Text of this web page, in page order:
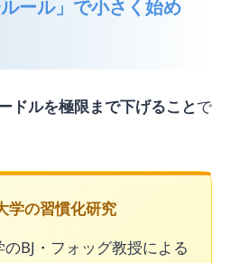
ール」で小さく始め
ドルを極限まで下げることで
学の習慣化研究
BJ・フォッグ教授による